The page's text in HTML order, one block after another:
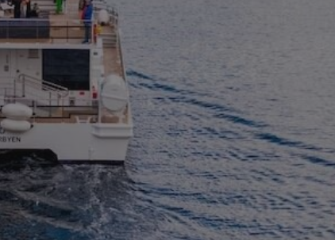
Denne informasjonskapselen brukes mye av min Microsoft som
en unik brukeridentifikator. Den kan angis av innebygde
Microsoft-skript. Det antas at det synkroniseres over mange
forskjellige Microsoft-domener, noe som tillater brukersporing.
Dette er en Microsoft MSN-parts informasjonskapsel som vi
bruker til å måle bruken av nettstedet for intern analyse.
Dette er en Microsoft MSN-informasjonskapsel som sørger for at
dette nettstedet fungerer riktig.
Denne informasjonskapselen er satt av Doubleclick og utfører
informasjon om hvordan sluttbrukeren bruker nettstedet og all
annonsering som sluttbrukeren kan ha sett før han besøkte
nevnte nettsted.
Brukt av Facebook for å levere en serie med reklameprodukter
som for eksempel sanntidsbud fra tredjepartsannonsører